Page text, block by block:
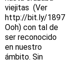
viejitas (Ver
http://bit.ly/1897
Ooh) con tal de
ser reconocido
en nuestro
ámbito. Sin